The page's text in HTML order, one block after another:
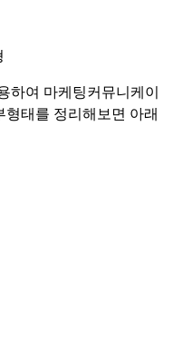
하여 마케팅커뮤니케이
태를 정리해보면 아래